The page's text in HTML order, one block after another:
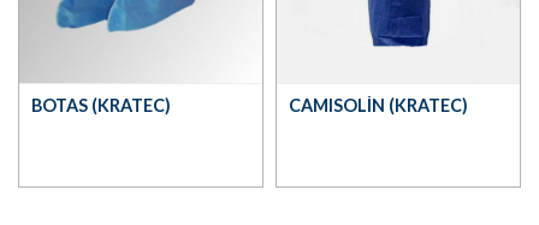
BOTAS (KRATEC) CAMISOLÍN (KRATEC)